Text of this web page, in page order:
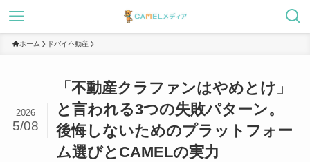
ホーム ドバイ不動産
「不動産クラファンはやめとけ」
と言われる3つの失敗パターン。
後悔しないためのプラットフォー
ム選びとCAMELの実力
2026
5/08